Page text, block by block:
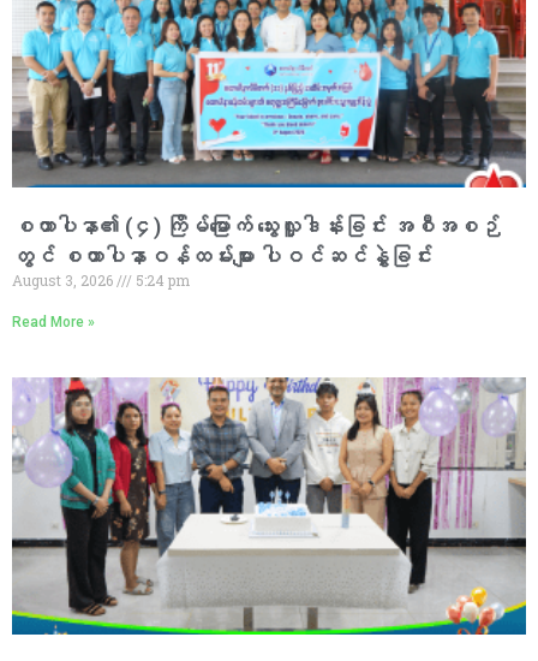
စထာပါနာ၏ (၄) ကြိမ်မြောက် သွေးလှူဒါန်းခြင်း အစီအစဉ်
တွင် စထာပါနာဝန်ထမ်းများ ပါဝင်ဆင်နွှဲခြင်း
August 3, 2026 5:24 pm
Read More »